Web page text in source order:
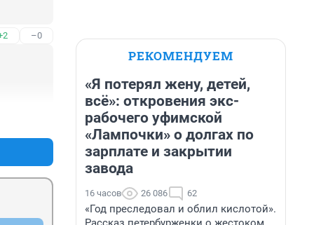
–0
РЕКОМЕНДУЕМ
«Я потерял жену, детей,
всё»: откровения экс-
рабочего уфимской
«Лампочки» о долгах по
зарплате и закрытии
завода
16 часов 26 086 62
«Год преследовал и облил кислотой».